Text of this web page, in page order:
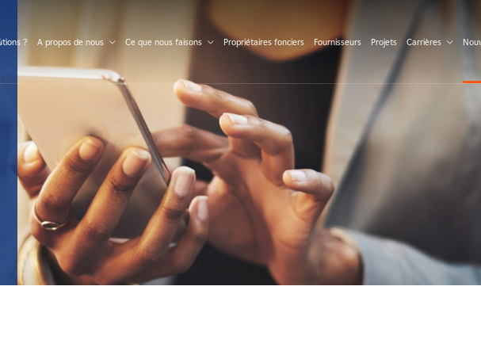
? A propos de nous Ce que nous faisons Propriétaires fonciers Fournisseurs Projets Carrières